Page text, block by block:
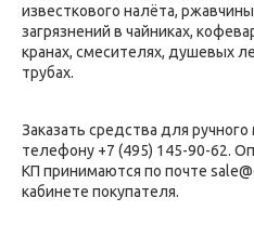
известкового налёта,
загрязнений в чайниках,
кранах, смесителях, душевых
трубах.
Заказать средства для
телефону +7 (495) 145-90-62.
КП принимаются по почте
кабинете покупателя.